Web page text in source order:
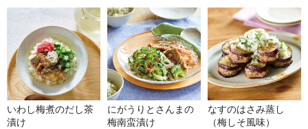
いわし梅煮のだし茶
漬け
にがうりとさんまの
梅南蛮漬け
なすのはさみ蒸し
（梅しそ風味）